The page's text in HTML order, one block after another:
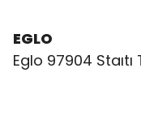
EGLO
Eglo 97904